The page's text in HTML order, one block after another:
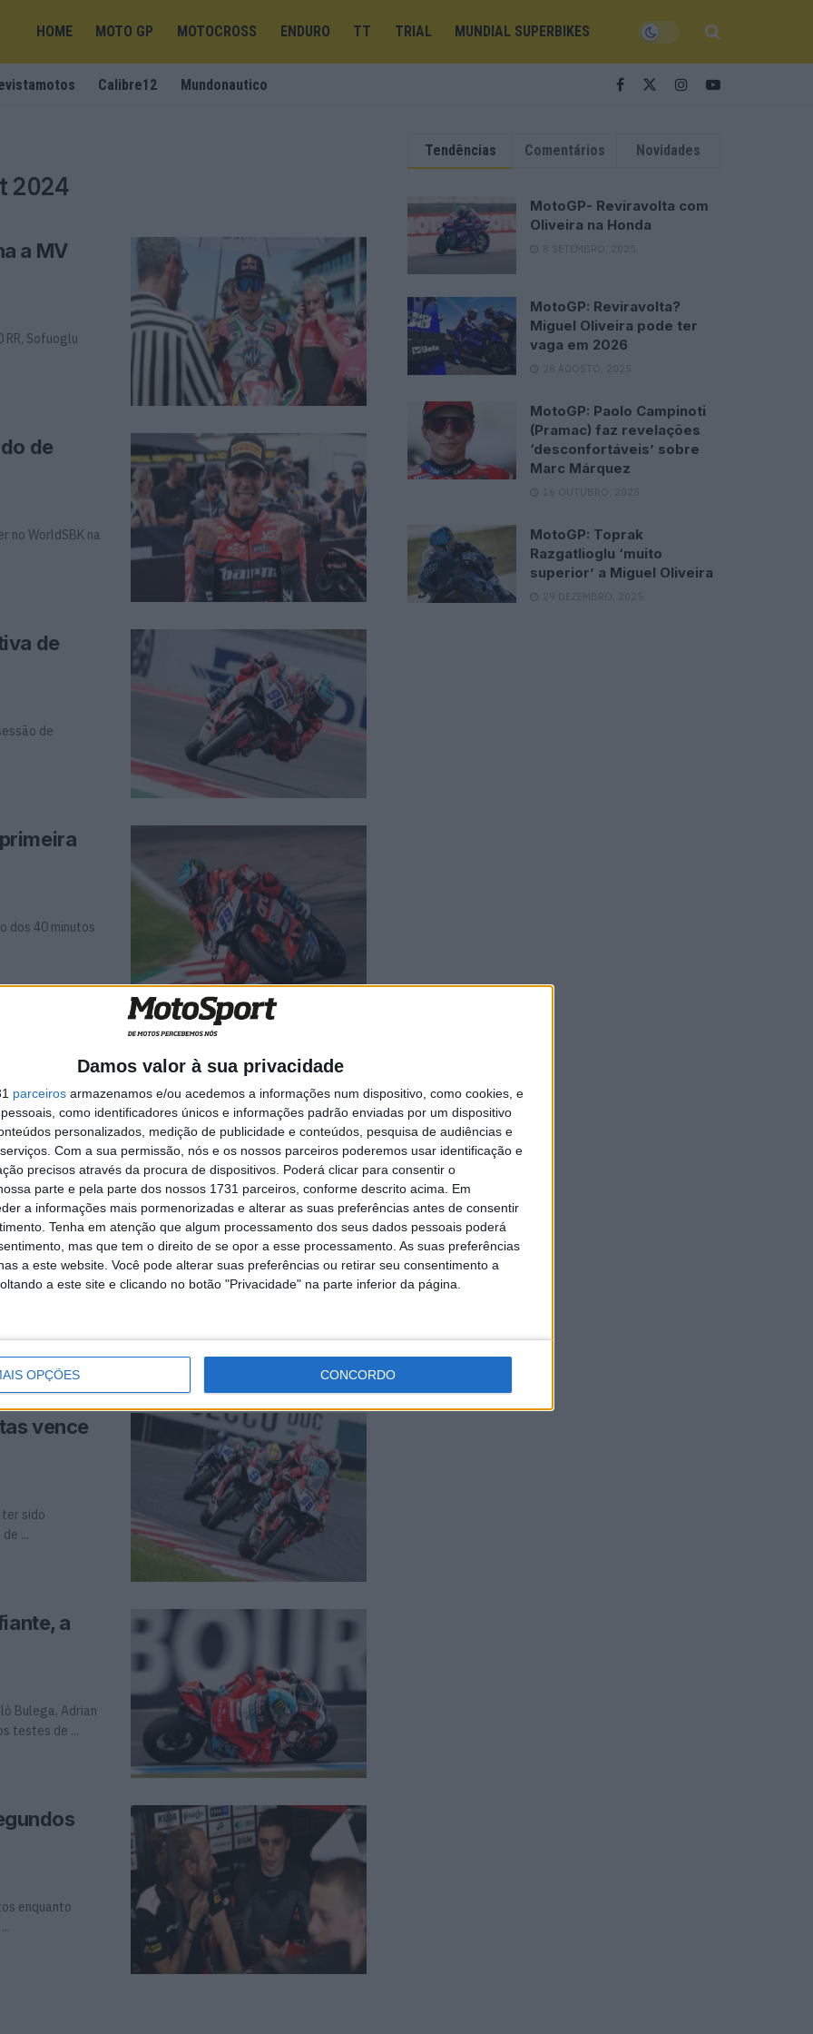
Damos valor à sua privacidade
parceiros armazenamos e/ou acedemos a informações num dispositivo, como cookies, e
como identificadores únicos e informações padrão enviadas por um dispositivo
personalizados, medição de publicidade e conteúdos, pesquisa de audiências e
Com a sua permissão, nós e os nossos parceiros poderemos usar identificação e
precisos através da procura de dispositivos. Poderá clicar para consentir o
parte e pela parte dos nossos 1731 parceiros, conforme descrito acima. Em
a informações mais pormenorizadas e alterar as suas preferências antes de consentir
Tenha em atenção que algum processamento dos seus dados pessoais poderá
mas que tem o direito de se opor a esse processamento. As suas preferências
a este website. Você pode alterar suas preferências ou retirar seu consentimento a
a este site e clicando no botão "Privacidade" na parte inferior da página.
OPÇÕES CONCORDO
HOME MOTO GP MOTOCROSS ENDURO TT TRIAL MUNDIAL SUPERBIKES
Calibre12 Mundonautico
2024
a MV
Sofuoglu
de
no WorldSBK na
de
de
dos 40 minutos
duelo
2024 em
que ...
em
Huertas na
Lucas
vence
sido
...
a
Bulega, Adrian
testes de ...
enquanto
Tendências Comentários Novidades
MotoGP- Reviravolta com
Oliveira na Honda
8 SETEMBRO, 2025
MotoGP: Reviravolta?
Miguel Oliveira pode ter
vaga em 2026
28 AGOSTO, 2025
MotoGP: Paolo Campinoti
(Pramac) faz revelações
‘desconfortáveis’ sobre
Marc Márquez
16 OUTUBRO, 2025
MotoGP: Toprak
Razgatlioglu ‘muito
superior’ a Miguel Oliveira